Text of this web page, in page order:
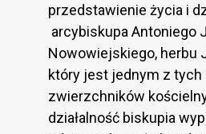
przedstawienie życia i
arcybiskupa Antoniego
Nowowiejskiego, herbu
który jest jednym z tych
zwierzchników
działalność biskupia